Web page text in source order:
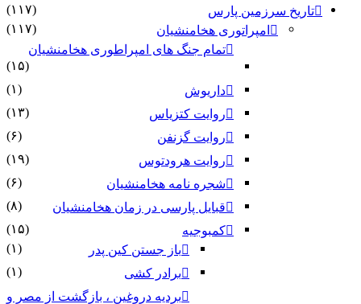
تاریخ سرزمین پارس
(۱۱۷)
امپراتوری هخامنشیان
(۱۱۷)
تمام جنگ های امپراطوری هخامنشیان
(۱۵)
داریوش
(۱)
روایت کتزیاس
(۱۳)
روایت گزنفن
(۶)
روایت هرودتوس
(۱۹)
شجره نامه هخامنشیان
(۶)
قبایل پارسی در زمان هخامنشیان
(۸)
کمبوجیه
(۱۵)
باز جستن کین پدر
(۱)
برادر کشی
(۱)
بردیه دروغین ، بازگشت از مصر و